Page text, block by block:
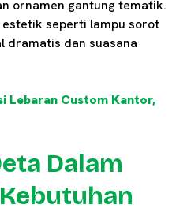
ornamen gantung tematik.
seperti lampu sorot
dramatis dan suasana
Lebaran Custom Kantor,
Dalam